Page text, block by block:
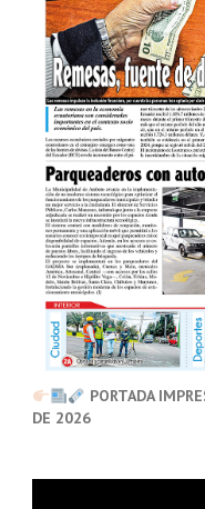
PORTADA
DE 2026